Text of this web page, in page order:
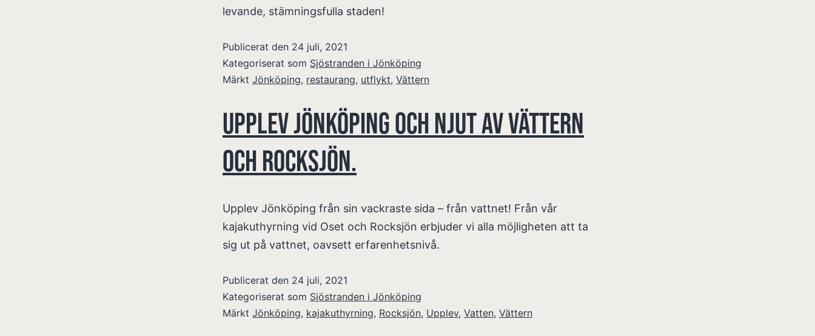
levande, stämningsfulla staden!
Publicerat den 24 juli, 2021
Kategoriserat som Sjöstranden i Jönköping
Märkt Jönköping, restaurang, utflykt, Vättern
Upplev Jönköping och njut av Vättern
och Rocksjön.
Upplev Jönköping från sin vackraste sida – från vattnet! Från vår
kajakuthyrning vid Oset och Rocksjön erbjuder vi alla möjligheten att ta
sig ut på vattnet, oavsett erfarenhetsnivå.
Publicerat den 24 juli, 2021
Kategoriserat som Sjöstranden i Jönköping
Märkt Jönköping, kajakuthyrning, Rocksjön, Upplev, Vatten, Vättern